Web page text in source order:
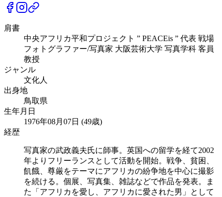
肩書
中央アフリカ平和プロジェクト ” PEACEis ” 代表 戦場
フォトグラファー/写真家 大阪芸術大学 写真学科 客員
教授
ジャンル
文化人
出身地
鳥取県
生年月日
1976年08月07日 (49歳)
経歴
写真家の武政義夫氏に師事。英国への留学を経て2002
年よりフリーランスとして活動を開始。戦争、貧困、
飢餓、尊厳をテーマにアフリカの紛争地を中心に撮影
を続ける。個展、写真集、雑誌などで作品を発表。ま
た「アフリカを愛し、アフリカに愛された男」として